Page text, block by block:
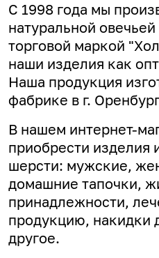
С 1998 года мы
натуральной
торговой маркой
наши изделия как
Наша продукция
фабрике в г.
В нашем интернет-
приобрести изделия
шерсти: мужские,
домашние тапочки,
принадлежности,
продукцию, накидки
другое.